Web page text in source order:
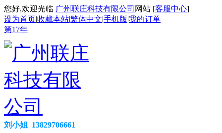
您好,欢迎光临 广州联庄科技有限公司 网站 [客服中心]
设为首页|收藏本站|繁体中文|手机版|我的订单
第17年
刘小姐 13829706661